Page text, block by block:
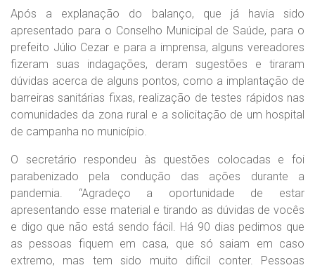
Após a explanação do balanço, que já havia sido
apresentado para o Conselho Municipal de Saúde, para o
prefeito Júlio Cezar e para a imprensa, alguns vereadores
fizeram suas indagações, deram sugestões e tiraram
dúvidas acerca de alguns pontos, como a implantação de
barreiras sanitárias fixas, realização de testes rápidos nas
comunidades da zona rural e a solicitação de um hospital
de campanha no município.
O secretário respondeu às questões colocadas e foi
parabenizado pela condução das ações durante a
pandemia. “Agradeço a oportunidade de estar
apresentando esse material e tirando as dúvidas de vocês
e digo que não está sendo fácil. Há 90 dias pedimos que
as pessoas fiquem em casa, que só saiam em caso
extremo, mas tem sido muito difícil conter. Pessoas